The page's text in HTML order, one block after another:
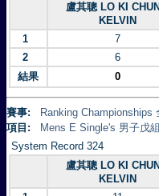
盧其聰 LO KI
KELVIN
1 7
2
6
結果
0
賽事:
Ranking Championships
項目:
Mens E Single's 男子戊組
System Record 324
盧其聰 LO KI
KELVIN